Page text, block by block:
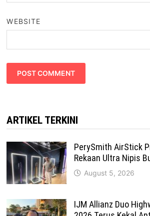
WEBSITE
ARTIKEL TERKINI
PerySmith AirStick
Rekaan Ultra Nipis
August 5, 2026
IJM Allianz Duo